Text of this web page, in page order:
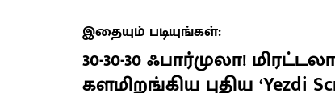
இதையும் படியுங்கள்:
30-30-30 ஃபார்முலா!
களமிறங்கிய புதிய ‘Yezdi